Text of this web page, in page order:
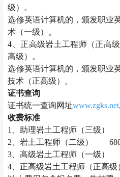
级）。
选修英语计算机的，颁发职业
术（一级）。
4、正高级岩土工程师 （正高
高级）。
选修英语计算机的，颁发职业
技术（正高级）。
证书查询
证书统一查询网址www.zgks.net
收费标准
1、助理岩土工程师 （三级）
2、岩土工程师 （二级）
3、高级岩土工程师 （一级）
4、正高级岩土工程师 （正高